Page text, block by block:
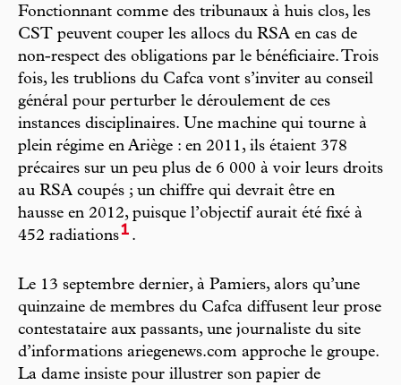
Fonctionnant comme des tribunaux à huis clos, les
CST peuvent couper les allocs du RSA en cas de
non-respect des obligations par le bénéficiaire. Trois
fois, les trublions du Cafca vont s’inviter au conseil
général pour perturber le déroulement de ces
instances disciplinaires. Une machine qui tourne à
plein régime en Ariège : en 2011, ils étaient 378
précaires sur un peu plus de 6 000 à voir leurs droits
au RSA coupés ; un chiffre qui devrait être en
hausse en 2012, puisque l’objectif aurait été fixé à
452 radiations1 .
Le 13 septembre dernier, à Pamiers, alors qu’une
quinzaine de membres du Cafca diffusent leur prose
contestataire aux passants, une journaliste du site
d’informations ariegenews.com approche le groupe.
La dame insiste pour illustrer son papier de